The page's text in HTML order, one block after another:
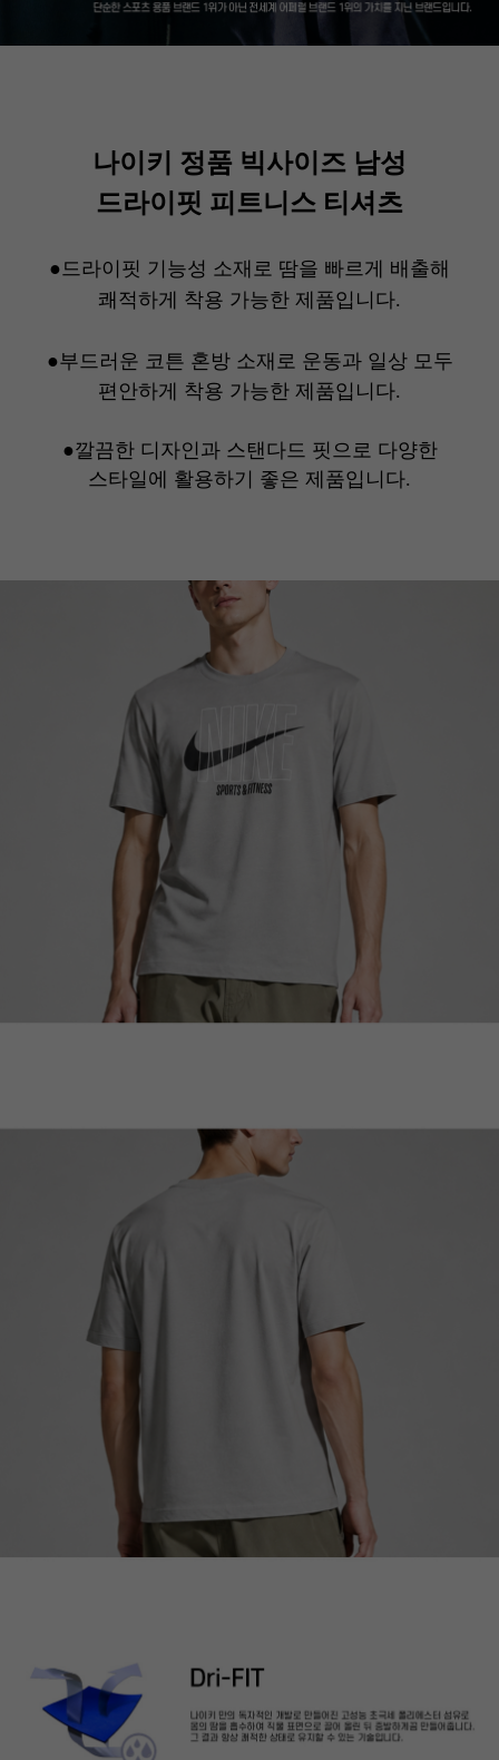
나이키 정품 빅사이즈 남성
드라이핏 피트니스 티셔츠
●드라이핏 기능성 소재로 땀을 빠르게 배출해
쾌적하게 착용 가능한 제품입니다.
●부드러운 코튼 혼방 소재로 운동과 일상 모두
편안하게 착용 가능한 제품입니다.
●깔끔한 디자인과 스탠다드 핏으로 다양한
스타일에 활용하기 좋은 제품입니다.